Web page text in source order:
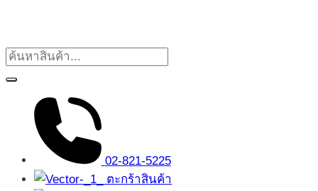
02-821-5225
ตะกร้าสินค้า